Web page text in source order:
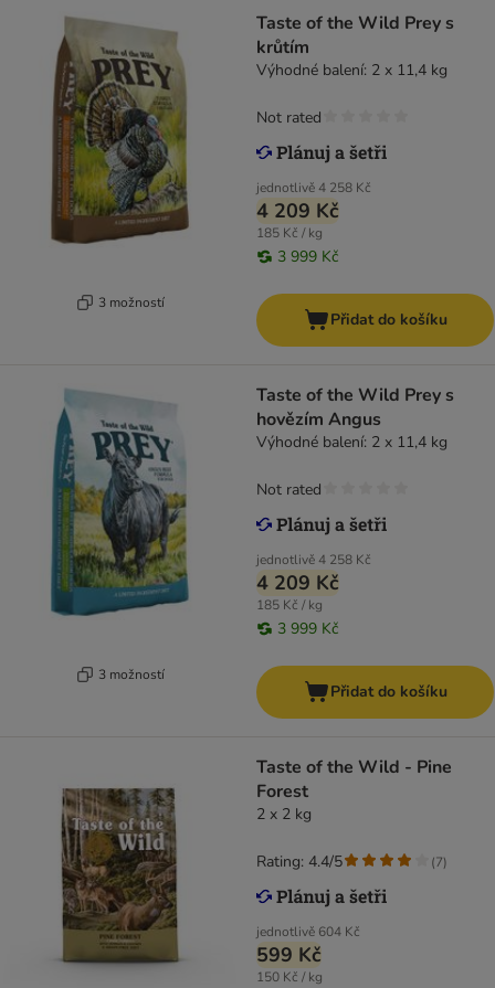
3 možností
Taste of the Wild Prey s
krůtím
Výhodné balení: 2 x 11,4 kg
jednotlivě4 258 Kč
4 209 Kč
185 Kč / kg
3 999 Kč
Not rated
Přidat do košíku
3 možností
Taste of the Wild Prey s
hovězím Angus
Výhodné balení: 2 x 11,4 kg
jednotlivě4 258 Kč
4 209 Kč
185 Kč / kg
3 999 Kč
Not rated
Přidat do košíku
Taste of the Wild - Pine
Forest
2 x 2 kg
jednotlivě 604 Kč
599 Kč
150 Kč / kg
Rating: 4.4/5 (7)